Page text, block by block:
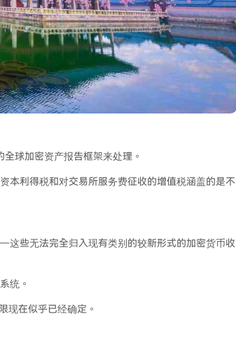
球加密资产报告框架来处理。
本利得税和对交易所服务费征收的增值税涵盖的是不
些无法完全归入现有类别的较新形式的加密货币收
统。
现在似乎已经确定。